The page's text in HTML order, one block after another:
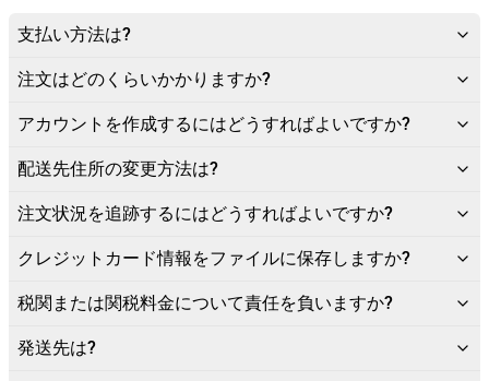
支払い方法は?
注文はどのくらいかかりますか?
アカウントを作成するにはどうすればよいですか?
配送先住所の変更方法は?
注文状況を追跡するにはどうすればよいですか?
クレジットカード情報をファイルに保存しますか?
税関または関税料金について責任を負いますか?
発送先は?